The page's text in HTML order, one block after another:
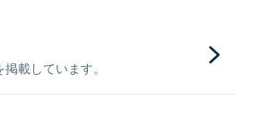
載しています。